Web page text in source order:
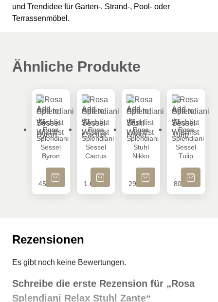
und Trendidee für Garten-, Strand-, Pool- oder
Terrassenmöbel.
Ähnliche Produkte
Add to
Wishlist
Rosa Splendiani Sessel Byron
Rosa
Splendiani
Sessel
Byron
454€
IN DEN WARENKORB
Add to
Wishlist
Rosa Splendiani Sessel Cactus
Rosa
Splendiani
Sessel
Cactus
1.652€
IN DEN WARENKORB
Add to
Wishlist
Rosa Splendiani Stuhl
Rosa
Splendiani
Stuhl
Nikko
293€
IN DEN WARENKORB
Add to
Wishlist
Rosa
Rosa
Splendiani
Sessel
Tulip
807€
IN DEN
Rezensionen
Es gibt noch keine Bewertungen.
Schreibe die erste Rezension für „Rosa
Splendiani Relax Stuhl Zante“